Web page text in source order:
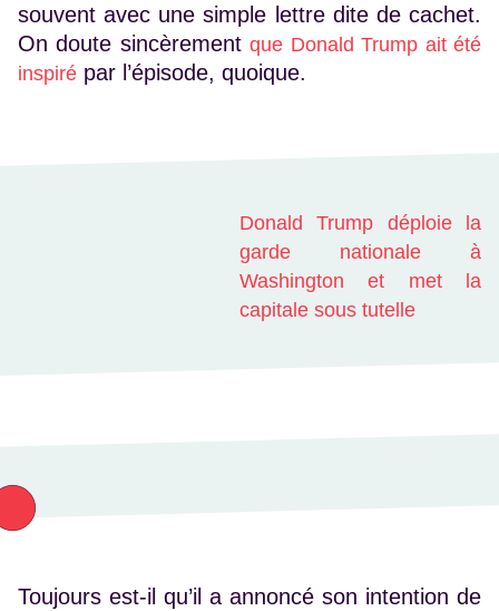
souvent avec une simple lettre dite de cachet.
On doute sincèrementque Donald Trump ait été
inspiré par l’épisode, quoique.
Donald Trump déploie la
garde nationale à
Washington et met la
capitale sous tutelle
Toujours est-il qu’il a annoncé son intention de